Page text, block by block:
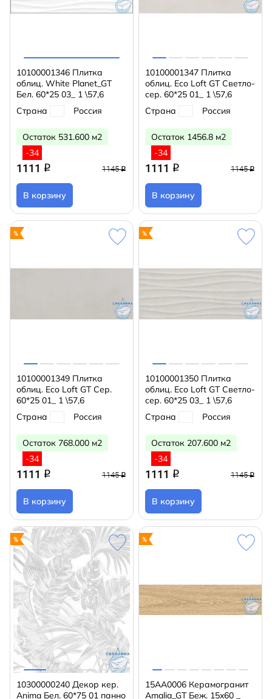
10100001346 Плитка
облиц. White Planet_GT
Бел. 60*25 03_ 1 \57,6
Страна
Россия
Остаток 531.600 м2
-34
1111 q 1145q
В корзину
10100001347 Плитка
облиц. Eco Loft GT Светло-
сер. 60*25 01_ 1 \57,6
Страна
Россия
Остаток 1456.8 м2
-34
1111 q 1145q
В корзину
10100001349 Плитка
облиц. Eco Loft GT Сер.
60*25 01_ 1 \57,6
Страна
Россия
Остаток 768.000 м2
-34
1111 q 1145q
В корзину
10100001350 Плитка
облиц. Eco Loft GT Светло-
сер. 60*25 03_ 1 \57,6
Страна
Россия
Остаток 207.600 м2
-34
1111 q 1145q
В корзину
10300000240 Декор кер.
Anima Бел. 60*75 01 панно
15AA0006 Керамогранит
Amalia_GT Беж. 15x60 _